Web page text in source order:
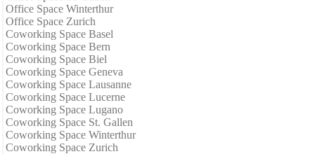
Office Space Winterthur
Office Space Zurich
Coworking Space Basel
Coworking Space Bern
Coworking Space Biel
Coworking Space Geneva
Coworking Space Lausanne
Coworking Space Lucerne
Coworking Space Lugano
Coworking Space St. Gallen
Coworking Space Winterthur
Coworking Space Zurich